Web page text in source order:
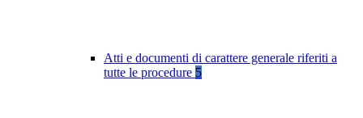
Atti e documenti di carattere generale riferiti a
tutte le procedure 5